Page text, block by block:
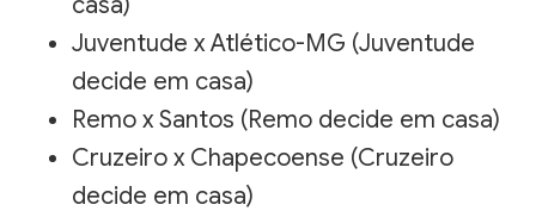
Juventude x Atlético-MG (Juventude
decide em casa)
Remo x Santos (Remo decide em casa)
Cruzeiro x Chapecoense (Cruzeiro
decide em casa)